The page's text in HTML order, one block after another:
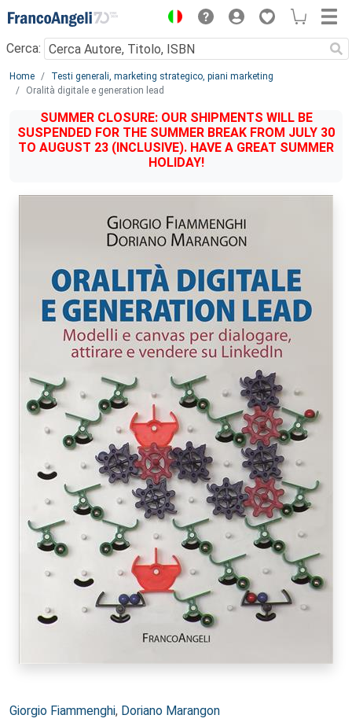
Menu
Cerca:
Main content
Home
Testi generali, marketing strategico, piani marketing
Oralità digitale e generation lead
SUMMER CLOSURE: OUR SHIPMENTS WILL BE
SUSPENDED FOR THE SUMMER BREAK FROM JULY 30
TO AUGUST 23 (INCLUSIVE). HAVE A GREAT SUMMER
HOLIDAY!
Autori:
Giorgio Fiammenghi, Doriano Marangon